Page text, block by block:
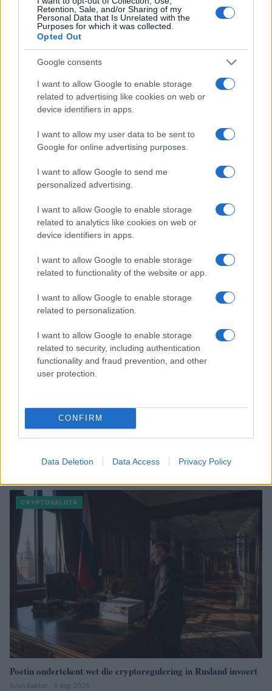
Retention, Sale, and/or Sharing of my
Personal Data that Is Unrelated with the
Purposes for which it was collected.
Opted Out
Google consents
I want to allow Google to enable storage
related to advertising like cookies on web or
device identifiers in apps.
I want to allow my user data to be sent to
Google for online advertising purposes.
I want to allow Google to send me
personalized advertising.
I want to allow Google to enable storage
related to analytics like cookies on web or
device identifiers in apps.
I want to allow Google to enable storage
related to functionality of the website or app.
I want to allow Google to enable storage
related to personalization.
I want to allow Google to enable storage
related to security, including authentication
functionality and fraud prevention, and other
user protection.
CONFIRM
Data Deletion Data Access Privacy Policy
prijsprognose op korte of lange termijn te vormen, het is van
essentieel belang om rekening te houden met technische en
fundamentele analyse.
AUTEUR
Giorgia Stromeo
Verder lezen
CRYPTOVALUTA
Poetin ondertekent wet die cryptoregulering in Rusland invoert
Sven Bakker · 8 aug 2026